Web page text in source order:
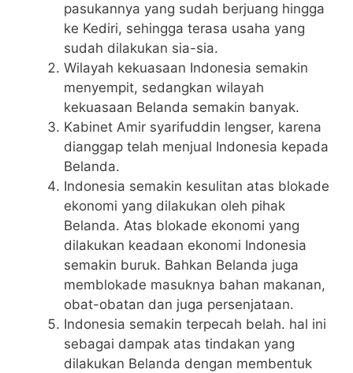
pasukannya yang sudah berjuang hingga
ke Kediri, sehingga terasa usaha yang
sudah dilakukan sia-sia.
Wilayah kekuasaan Indonesia semakin
menyempit, sedangkan wilayah
kekuasaan Belanda semakin banyak.
Kabinet Amir syarifuddin lengser, karena
dianggap telah menjual Indonesia kepada
Belanda.
Indonesia semakin kesulitan atas blokade
ekonomi yang dilakukan oleh pihak
Belanda. Atas blokade ekonomi yang
dilakukan keadaan ekonomi Indonesia
semakin buruk. Bahkan Belanda juga
memblokade masuknya bahan makanan,
obat-obatan dan juga persenjataan.
Indonesia semakin terpecah belah. hal ini
sebagai dampak atas tindakan yang
dilakukan Belanda dengan membentuk